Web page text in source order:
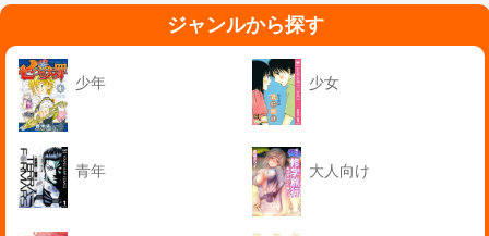
ジャンルから探す
少年 少女
青年 大人向け